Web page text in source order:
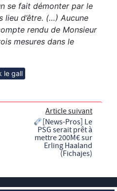
se fait démonter par le
lieu d’être. (…) Aucune
rendu de Monsieur
mesures dans le
le gall
Article suivant
[News-Pros] Le
PSG serait prêt à
mettre 200M€ sur
Erling Haaland
(Fichajes)